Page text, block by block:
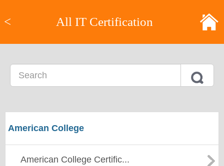
< All IT Certification
American College
American College Certific...